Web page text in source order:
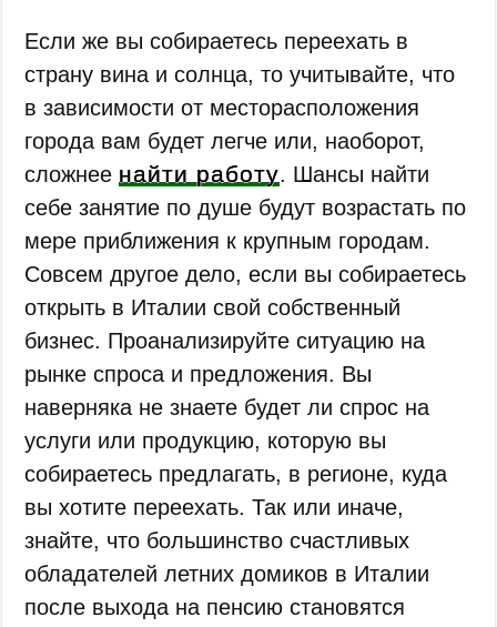
Если же вы собираетесь переехать в
страну вина и солнца, то учитывайте, что
в зависимости от месторасположения
города вам будет легче или, наоборот,
сложнее найти работу. Шансы найти
себе занятие по душе будут возрастать по
мере приближения к крупным городам.
Совсем другое дело, если вы собираетесь
открыть в Италии свой собственный
бизнес. Проанализируйте ситуацию на
рынке спроса и предложения. Вы
наверняка не знаете будет ли спрос на
услуги или продукцию, которую вы
собираетесь предлагать, в регионе, куда
вы хотите переехать. Так или иначе,
знайте, что большинство счастливых
обладателей летних домиков в Италии
после выхода на пенсию становятся